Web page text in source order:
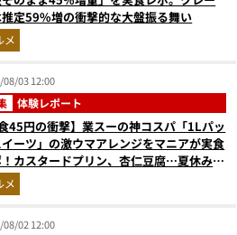
定59%増の衝撃的な大盤振る舞い
メ
08/03 12:00
体験レポート
食45円の衝撃】業スーの神コスパ「1Lパッ
ーツ」の激ウマアレンジをマニアが実食
！カスタードプリン、杏仁豆腐…夏休みの
に最強すぎた
メ
08/02 12:00